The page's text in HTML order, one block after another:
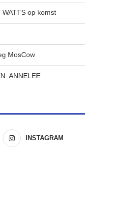
op komst
MosCow
ANNELEE
INSTAGRAM